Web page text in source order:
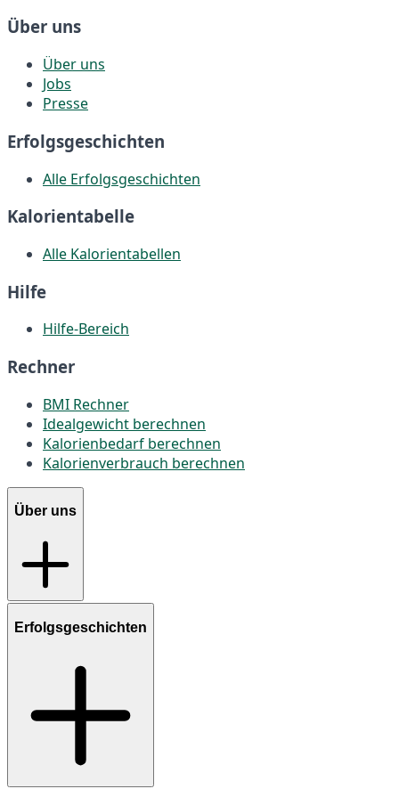
Über uns
Über uns
Jobs
Presse
Erfolgsgeschichten
Alle Erfolgsgeschichten
Kalorientabelle
Alle Kalorientabellen
Hilfe
Hilfe-Bereich
Rechner
BMI Rechner
Idealgewicht berechnen
Kalorienbedarf berechnen
Kalorienverbrauch berechnen
Über uns
Erfolgsgeschichten